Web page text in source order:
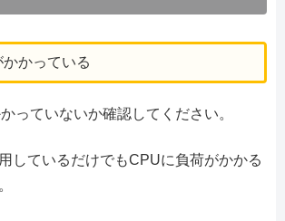
かっている
っていないか確認してください。
しているだけでもCPUに負荷がかかる